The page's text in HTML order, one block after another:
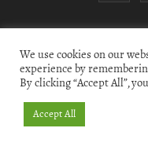
© thalaknews.com 2024
We use cookies on our
experience by
By clicking “Accept All”,
Accept All